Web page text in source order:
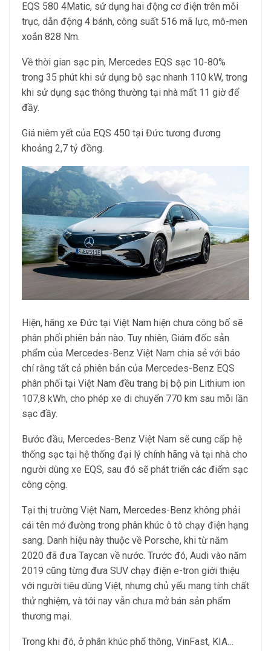
EQS 580 4Matic, sử dụng hai động cơ điện trên mỗi
trục, dẫn động 4 bánh, công suất 516 mã lực, mô-men
xoắn 828 Nm.
Về thời gian sạc pin, Mercedes EQS sạc 10-80%
trong 35 phút khi sử dụng bộ sạc nhanh 110 kW, trong
khi sử dụng sạc thông thường tại nhà mất 11 giờ để
đầy.
Giá niêm yết của EQS 450 tại Đức tương đương
khoảng 2,7 tỷ đồng.
Hiện, hãng xe Đức tại Việt Nam hiện chưa công bố sẽ
phân phối phiên bản nào. Tuy nhiên, Giám đốc sản
phẩm của Mercedes-Benz Việt Nam chia sẻ với báo
chí rằng tất cả phiên bản của Mercedes-Benz EQS
phân phối tại Việt Nam đều trang bị bộ pin Lithium ion
107,8 kWh, cho phép xe di chuyển 770 km sau mỗi lần
sạc đầy.
Bước đầu, Mercedes-Benz Việt Nam sẽ cung cấp hệ
thống sạc tại hệ thống đại lý chính hãng và tại nhà cho
người dùng xe EQS, sau đó sẽ phát triển các điểm sạc
công cộng.
Tại thị trường Việt Nam, Mercedes-Benz không phải
cái tên mở đường trong phân khúc ô tô chạy điện hạng
sang. Danh hiệu này thuộc về Porsche, khi từ năm
2020 đã đưa Taycan về nước. Trước đó, Audi vào năm
2019 cũng từng đưa SUV chạy điện e-tron giới thiệu
với người tiêu dùng Việt, nhưng chủ yếu mang tính chất
thử nghiệm, và tới nay vẫn chưa mở bán sản phẩm
thương mại.
Trong khi đó, ở phân khúc phổ thông, VinFast, KIA…